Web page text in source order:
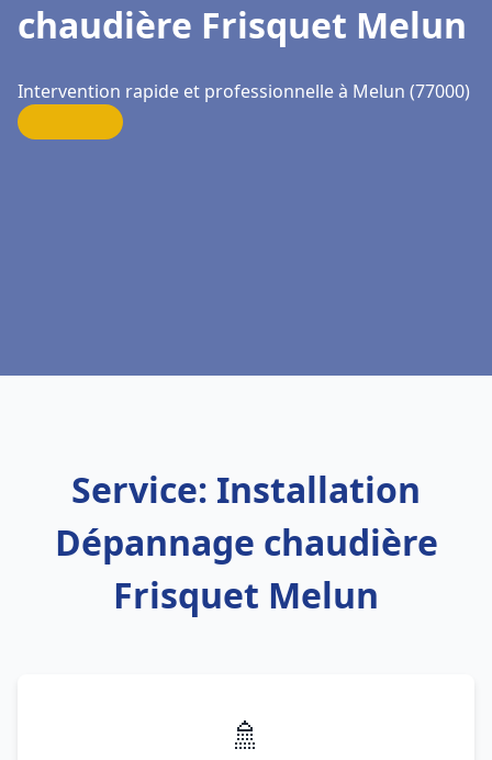
chaudière Frisquet Melun
Intervention rapide et professionnelle à Melun (77000)
Service: Installation
Dépannage chaudière
Frisquet Melun
🚿